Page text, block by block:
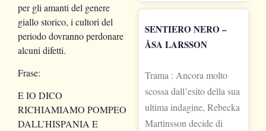
per gli amanti del genere
giallo storico, i cultori del
periodo dovranno perdonare
alcuni difetti.
Frase:
E IO DICO
RICHIAMIAMO POMPEO
DALL’HISPANIA E
SENTIERO NERO –
ÅSA LARSSON
Trama : Ancora molto
scossa dall’esito della sua
ultima indagine, Rebecka
Martinsson decide di